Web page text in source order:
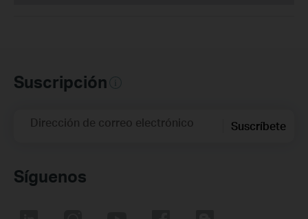
Suscripción
Dirección de correo electrónico Suscríbete
Síguenos